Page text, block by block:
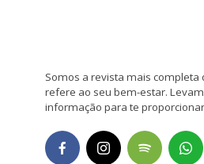
Somos a revista mais completa
refere ao seu bem-estar.
informação para te